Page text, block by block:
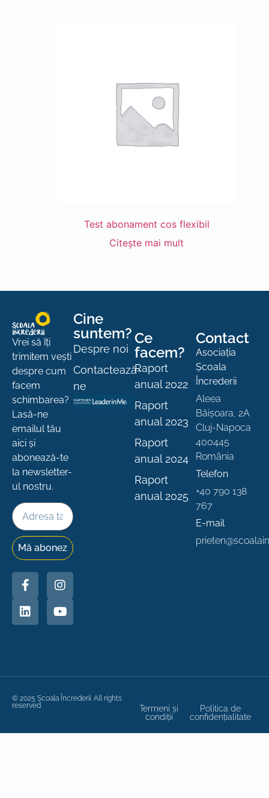
Test abonament cos flexibil
Citește mai mult
Vrei să îți
trimitem vești
despre cum
facem
schimbarea?
Lasă-ne
emailul tău
aici și
abonează-te
la newsletter-
ul nostru.
Mă abonez
Cine
suntem?
Despre noi
Contactează-
ne
Ce
facem?
Raport
anual 2022
Raport
anual 2023
Raport
anual 2024
Raport
anual 2025
Contact
Asociația
Școala
Încrederii
Aleea
Băișoara, 2A
Cluj-Napoca
400445
România
Telefon
+40 790 138
767
E-mail
© 2025 Școala Încrederii. All rights
reserved
Termeni și
condiții
Politica de
confidențialitate